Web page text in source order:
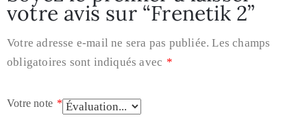
votre avis sur “Frenetik 2”
Votre adresse e-mail ne sera pas publiée. Les champs
obligatoires sont indiqués avec *
Votre note *